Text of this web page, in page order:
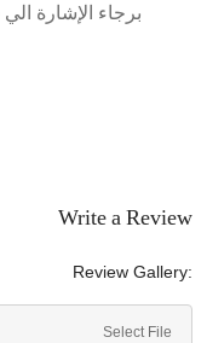
برجاء الإشارة الي
Write a Review
Review Gallery:
Select File